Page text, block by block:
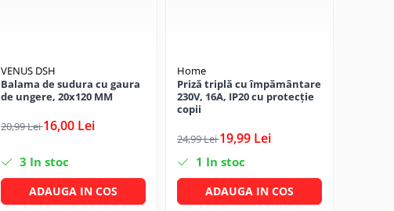
VENUS DSH
Balama de sudura cu gaura
de ungere, 20x120 MM
20,99 Lei16,00 Lei
3 In stoc
ADAUGA IN COS
Home
Priză triplă cu împământare
230V, 16A, IP20 cu protecție
copii
24,99 Lei19,99 Lei
1 In stoc
ADAUGA IN COS